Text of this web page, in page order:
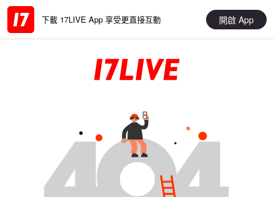
下載 17LIVE App 享受更直接互動 開啟 App